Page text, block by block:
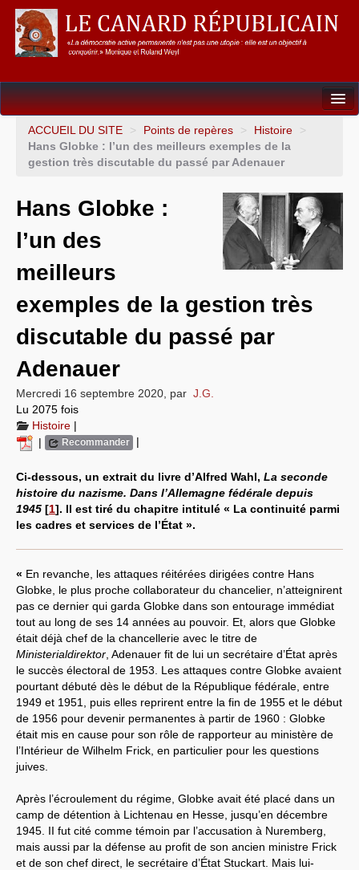
Dossiers
L’Union européenne
Gouvernance mondiale & mondialisation
Résistances
Nouvelles de l’antirépublique
Crises "Covid-19 & H1N1"
Guerre en Ukraine
ACCUEIL DU SITE > Points de repères > Histoire
>
Hans Globke : l’un des meilleurs exemples de la
gestion très discutable du passé par Adenauer
Hans Globke :
l’un des
meilleurs
exemples de la gestion très
discutable du passé par
Adenauer
Mercredi 16 septembre 2020 par J.G.
Lu 2075 fois
Histoire |
|
Recommander |
Ci-dessous, un extrait du livre d’Alfred Wahl, La seconde
histoire du nazisme. Dans l’Allemagne fédérale depuis
1945 [1]. Il est tiré du chapitre intitulé « La continuité parmi
les cadres et services de l’État ».
« En revanche, les attaques réitérées dirigées contre Hans
Globke, le plus proche collaborateur du chancelier, n’atteignirent
pas ce dernier qui garda Globke dans son entourage immédiat
tout au long de ses 14 années au pouvoir. Et, alors que Globke
était déjà chef de la chancellerie avec le titre de
Ministerialdirektor , Adenauer fit de lui un secrétaire d’État après
le succès électoral de 1953. Les attaques contre Globke avaient
pourtant débuté dès le début de la République fédérale, entre
1949 et 1951, puis elles reprirent entre la fin de 1955 et le début
de 1956 pour devenir permanentes à partir de 1960 : Globke
était mis en cause pour son rôle de rapporteur au ministère de
l’Intérieur de Wilhelm Frick, en particulier pour les questions
juives.
Après l’écroulement du régime, Globke avait été placé dans un
camp de détention à Lichtenau en Hesse, jusqu’en décembre
1945. II fut cité comme témoin par l’accusation à Nuremberg,
mais aussi par la défense au profit de son ancien ministre Frick
et de son chef direct, le secrétaire d’État Stuckart. Mais lui-